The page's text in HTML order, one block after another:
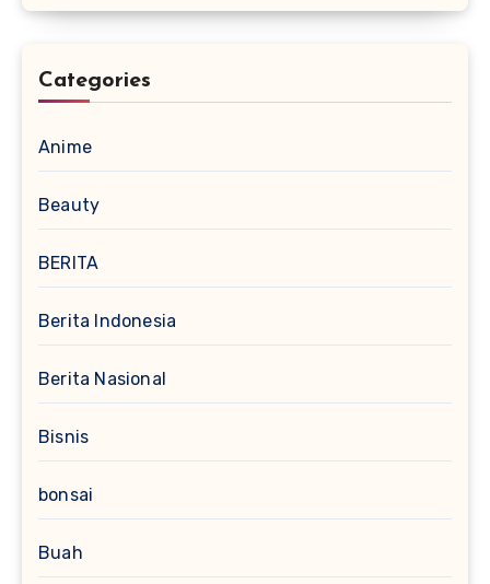
Categories
Anime
Beauty
BERITA
Berita Indonesia
Berita Nasional
Bisnis
bonsai
Buah